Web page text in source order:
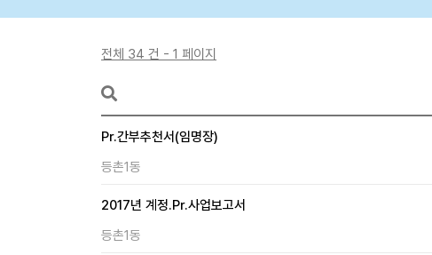
전체 34 건 - 1 페이지
Pr.간부추천서(임명장)
등촌1동
2017년 계정.Pr.사업보고서
등촌1동